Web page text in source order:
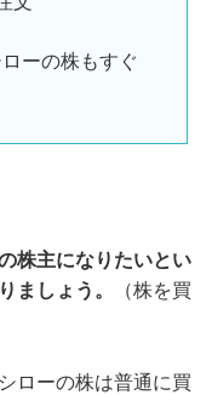
ーの株もすぐ
株主になりたいとい
ましょう。
（株を買
ローの株は普通に買